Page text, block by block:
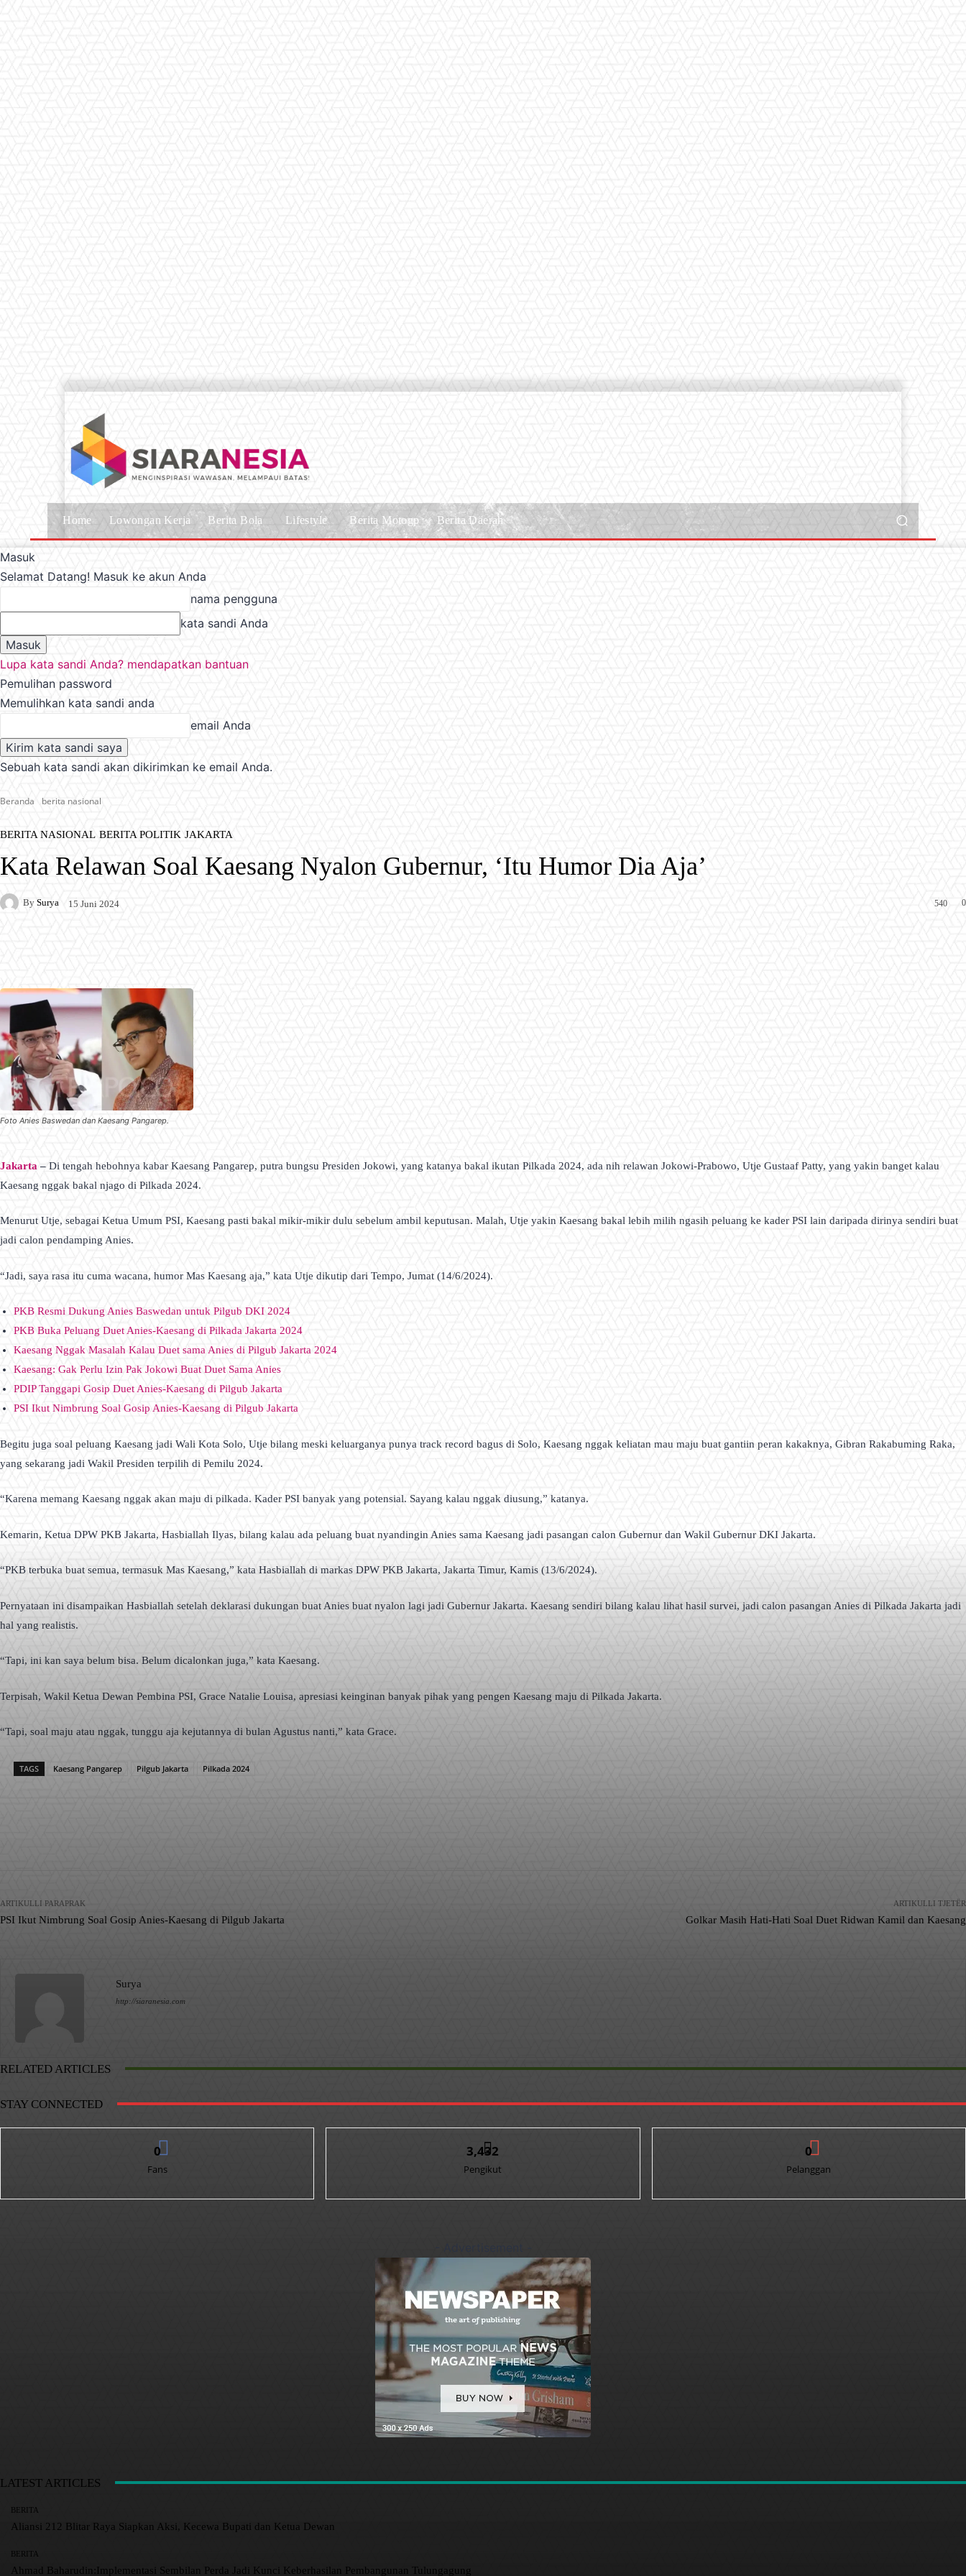
Home Lowongan Kerja Berita Bola Lifestyle Berita Motogp Berita Daerah
Masuk
Selamat Datang! Masuk ke akun Anda
nama pengguna
kata sandi Anda
Lupa kata sandi Anda? mendapatkan bantuan
Pemulihan password
Memulihkan kata sandi anda
email Anda
Sebuah kata sandi akan dikirimkan ke email Anda.
Beranda berita nasional
BERITA NASIONAL BERITA POLITIK JAKARTA
Kata Relawan Soal Kaesang Nyalon Gubernur, ‘Itu Humor Dia Aja’
By Surya 15 Juni 2024 0
540
Foto Anies Baswedan dan Kaesang Pangarep.
Jakarta – Di tengah hebohnya kabar Kaesang Pangarep, putra bungsu Presiden Jokowi, yang katanya bakal ikutan Pilkada 2024, ada nih relawan Jokowi-Prabowo, Utje Gustaaf Patty, yang yakin banget kalau
Kaesang nggak bakal njago di Pilkada 2024.
Menurut Utje, sebagai Ketua Umum PSI, Kaesang pasti bakal mikir-mikir dulu sebelum ambil keputusan. Malah, Utje yakin Kaesang bakal lebih milih ngasih peluang ke kader PSI lain daripada dirinya sendiri buat
jadi calon pendamping Anies.
“Jadi, saya rasa itu cuma wacana, humor Mas Kaesang aja,” kata Utje dikutip dari Tempo, Jumat (14/6/2024).
PKB Resmi Dukung Anies Baswedan untuk Pilgub DKI 2024
PKB Buka Peluang Duet Anies-Kaesang di Pilkada Jakarta 2024
Kaesang Nggak Masalah Kalau Duet sama Anies di Pilgub Jakarta 2024
Kaesang: Gak Perlu Izin Pak Jokowi Buat Duet Sama Anies
PDIP Tanggapi Gosip Duet Anies-Kaesang di Pilgub Jakarta
PSI Ikut Nimbrung Soal Gosip Anies-Kaesang di Pilgub Jakarta
Begitu juga soal peluang Kaesang jadi Wali Kota Solo, Utje bilang meski keluarganya punya track record bagus di Solo, Kaesang nggak keliatan mau maju buat gantiin peran kakaknya, Gibran Rakabuming Raka,
yang sekarang jadi Wakil Presiden terpilih di Pemilu 2024.
“Karena memang Kaesang nggak akan maju di pilkada. Kader PSI banyak yang potensial. Sayang kalau nggak diusung,” katanya.
Kemarin, Ketua DPW PKB Jakarta, Hasbiallah Ilyas, bilang kalau ada peluang buat nyandingin Anies sama Kaesang jadi pasangan calon Gubernur dan Wakil Gubernur DKI Jakarta.
“PKB terbuka buat semua, termasuk Mas Kaesang,” kata Hasbiallah di markas DPW PKB Jakarta, Jakarta Timur, Kamis (13/6/2024).
Pernyataan ini disampaikan Hasbiallah setelah deklarasi dukungan buat Anies buat nyalon lagi jadi Gubernur Jakarta. Kaesang sendiri bilang kalau lihat hasil survei, jadi calon pasangan Anies di Pilkada Jakarta jadi
hal yang realistis.
“Tapi, ini kan saya belum bisa. Belum dicalonkan juga,” kata Kaesang.
Terpisah, Wakil Ketua Dewan Pembina PSI, Grace Natalie Louisa, apresiasi keinginan banyak pihak yang pengen Kaesang maju di Pilkada Jakarta.
“Tapi, soal maju atau nggak, tunggu aja kejutannya di bulan Agustus nanti,” kata Grace.
TAGS Kaesang Pangarep Pilgub Jakarta Pilkada 2024
ARTIKULLI PARAPRAK
PSI Ikut Nimbrung Soal Gosip Anies-Kaesang di Pilgub Jakarta
ARTIKULLI TJETËR
Golkar Masih Hati-Hati Soal Duet Ridwan Kamil dan Kaesang
Surya
http://siaranesia.com
RELATED ARTICLES
STAY CONNECTED
0
Fans
3,432
Pengikut
0
Pelanggan
LATEST ARTICLES
BERITA
Aliansi 212 Blitar Raya Siapkan Aksi, Kecewa Bupati dan Ketua Dewan
BERITA
Ahmad Baharudin:Implementasi Sembilan Perda Jadi Kunci Keberhasilan Pembangunan Tulungagung